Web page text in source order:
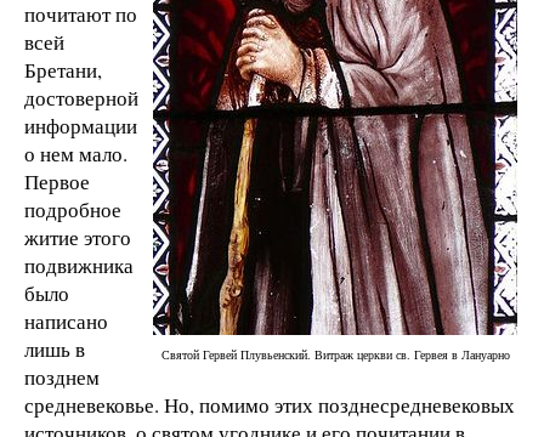
Святой Гервей Плувьенский. Витраж церкви св. Гервея в Лануарно
почитают по
всей
Бретани,
достоверной
информации
о нем мало.
Первое
подробное
житие этого
подвижника
было
написано
лишь в
позднем
средневековье. Но, помимо этих позднесредневековых